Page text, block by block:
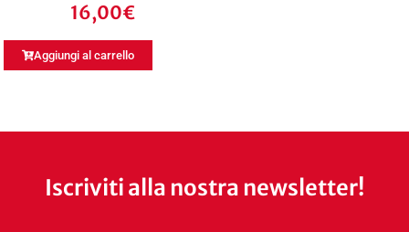
16,00€
Aggiungi al carrello
Iscriviti alla nostra newsletter!